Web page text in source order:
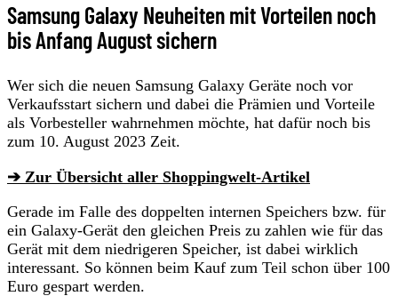
Samsung Galaxy Neuheiten mit Vorteilen noch
bis Anfang August sichern
Wer sich die neuen Samsung Galaxy Geräte noch vor
Verkaufsstart sichern und dabei die Prämien und Vorteile
als Vorbesteller wahrnehmen möchte, hat dafür noch bis
zum 10. August 2023 Zeit.
➔ Zur Übersicht aller Shoppingwelt-Artikel
Gerade im Falle des doppelten internen Speichers bzw. für
ein Galaxy-Gerät den gleichen Preis zu zahlen wie für das
Gerät mit dem niedrigeren Speicher, ist dabei wirklich
interessant. So können beim Kauf zum Teil schon über 100
Euro gespart werden.